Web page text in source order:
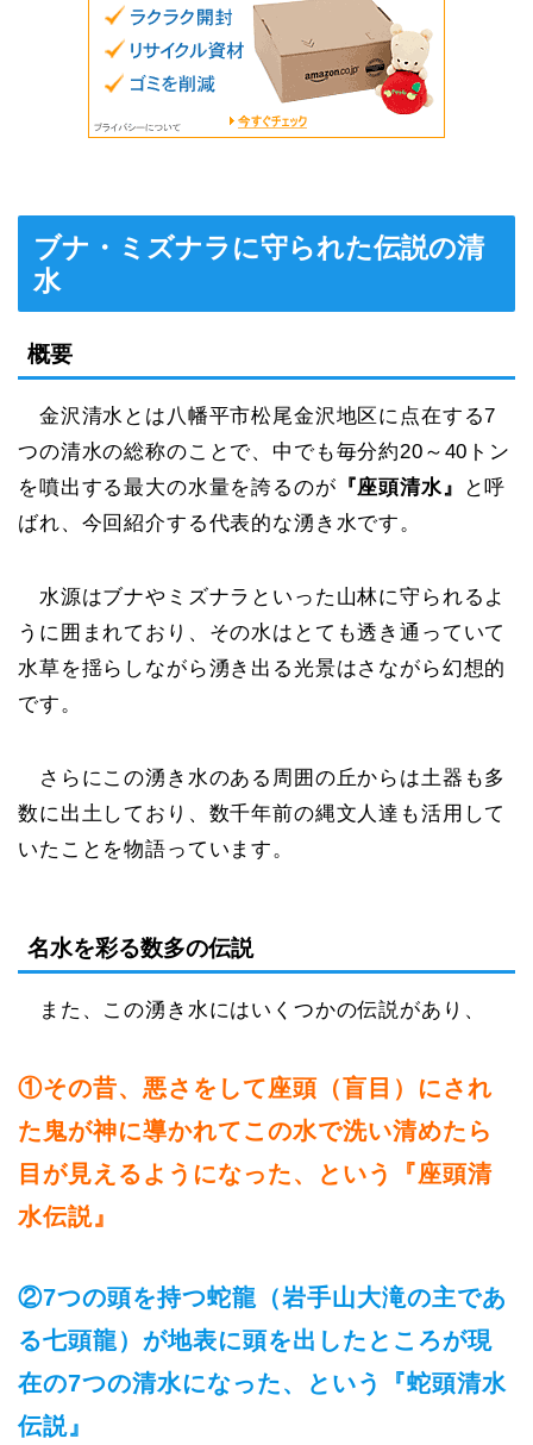
ブナ・ミズナラに守られた伝説の清
水
概要
金沢清水とは八幡平市松尾金沢地区に点在する7
つの清水の総称のことで、中でも毎分約20～40トン
を噴出する最大の水量を誇るのが 『座頭清水』
と呼
ばれ、今回紹介する代表的な湧き水です。
水源はブナやミズナラといった山林に守られるよ
うに囲まれており、その水はとても透き通っていて
水草を揺らしながら湧き出る光景はさながら幻想的
です。
さらにこの湧き水のある周囲の丘からは土器も多
数に出土しており、数千年前の縄文人達も活用して
いたことを物語っています。
名水を彩る数多の伝説
また、この湧き水にはいくつかの伝説があり、
①その昔、悪さをして座頭（盲目）にされ
た鬼が神に導かれてこの水で洗い清めたら
目が見えるようになった、という『座頭清
水伝説』
②7つの頭を持つ蛇龍（岩手山大滝の主であ
る七頭龍）が地表に頭を出したところが現
在の7つの清水になった、という『蛇頭清水
伝説』